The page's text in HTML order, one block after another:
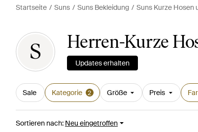
Startseite Suns Suns Bekleidung Suns Kurze Hosen
S Herren-Kurze
Updates erhalten
Sale Kategorie 2 Größe Preis
Sortieren nach: Neu eingetroffen